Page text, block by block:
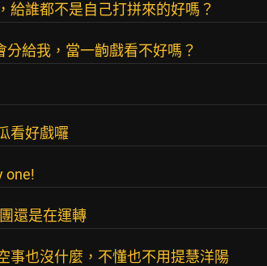
給誰都不是自己打拼來的好嗎？
分給我，當一齣戲看不好嗎？
看好戲囉
one!
還是在運轉
事也沒什麼，不懂也不用提慧洋陽